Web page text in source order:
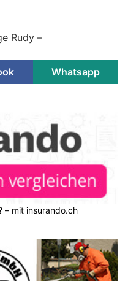
Rudy –
Whatsapp
– mit insurando.ch